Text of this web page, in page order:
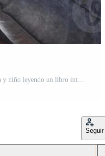
listo para grandes viajes. feliz niña y niño leyendo un libro interesante con un maletín grande y sonriendo. concepto de viaje, libertad e imaginación. Foto Pro
Seguir